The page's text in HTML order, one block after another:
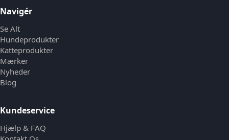
Navigér
Se Alt
Hundeprodukter
Katteprodukter
Mærker
Nyheder
Blog
Kundeservice
Hjælp & FAQ